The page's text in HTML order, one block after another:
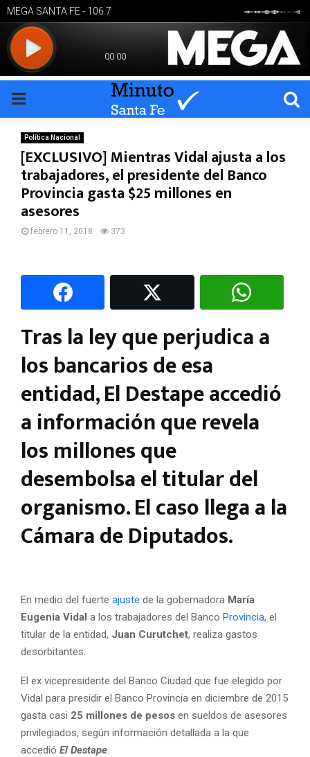
PRIMARY
MENU
Política Nacional
[EXCLUSIVO] Mientras Vidal ajusta a los
trabajadores, el presidente del Banco
Provincia gasta $25 millones en
asesores
febrero 11, 2018 373
Tras la ley que perjudica a
los bancarios de esa
entidad, El Destape accedió
a información que revela
los millones que
desembolsa el titular del
organismo. El caso llega a la
Cámara de Diputados.
En medio del fuerte ajuste de la gobernadora María
Eugenia Vidal a los trabajadores del Banco Provincia, el
titular de la entidad, Juan Curutchet, realiza gastos
desorbitantes.
El ex vicepresidente del Banco Ciudad que fue elegido por
Vidal para presidir el Banco Provincia en diciembre de 2015
gasta casi 25 millones de pesos en sueldos de asesores
privilegiados, según información detallada a la que
accedió El Destape